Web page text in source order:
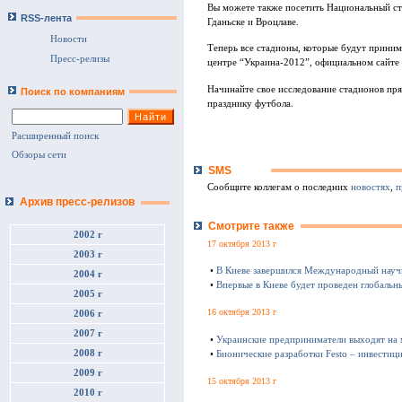
RSS-лента
Новости
Пресс-релизы
Поиск по компаниям
Расширенный поиск
Обзоры сети
Архив пресс-релизов
2002 г
2003 г
2004 г
2005 г
2006 г
2007 г
2008 г
2009 г
2010 г
Вы можете также посетить Национальный
Гданьске и Вроцлаве.
Теперь все стадионы, которые будут
центре “Украина-2012”, официальном
Начинайте свое исследование стадионов
празднику футбола.
SMS
Сообщите коллегам о последних новостях,
Смотрите также
17 октября 2013 г
• В Киеве завершился Международный
• Впервые в Киеве будет проведен
16 октября 2013 г
• Украинские предприниматели выходят
• Бионические разработки Festo –
15 октября 2013 г